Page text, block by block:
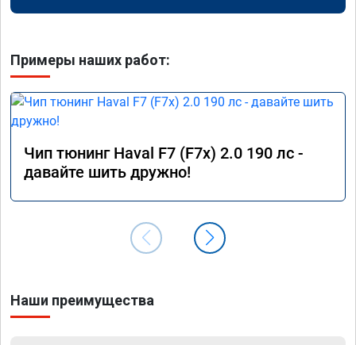
Примеры наших работ:
Чип тюнинг Haval F7 (F7x) 2.0 190 лс -
давайте шить дружно!
Наши преимущества